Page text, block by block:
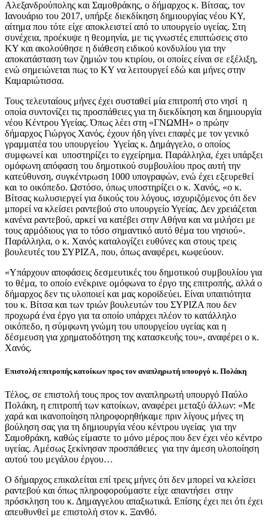
Αλεξανδρούπολης και Σαμοθράκης, ο δήμαρχος κ. Βίτσας, τον
Ιανουάριο του 2017, υπήρξε διεκδίκηση δημιουργίας νέου ΚΥ,
αίτημα που τότε είχε αποκλειστεί από το υπουργείο υγείας. Στη
συνέχεια, προέκυψε η θεομηνία, με τις γνωστές επιπτώσεις στο
ΚΥ και ακολούθησε η διάθεση ειδικού κονδυλίου για την
αποκατάσταση των ζημιών του κτιρίου, οι οποίες είναι σε εξέλιξη,
ενώ σημειώνεται πως το ΚΥ να λειτουργεί εδώ και μήνες στην
Καμαριώτισσα.
Τους τελευταίους μήνες έχει συσταθεί μία επιτροπή στο νησί η
οποία συντονίζει τις προσπάθειες για τη διεκδίκηση και δημιουργία
νέου Κέντρου Υγείας. Όπως λέει στη «ΓΝΩΜΗ» ο πρώην
δήμαρχος Γιώργος Χανός, έχουν ήδη γίνει επαφές με τον γενικό
γραμματέα του υπουργείου Υγείας κ. Δημάγγελο, ο οποίος
συμφωνεί και υποστηρίζει το εγχείρημα. Παράλληλα, έχει υπάρξει
ομόφωνη απόφαση του δημοτικού συμβουλίου προς αυτή την
κατεύθυνση, συγκέντρωση 1000 υπογραφών, ενώ έχει εξευρεθεί
και το οικόπεδο. Ωστόσο, όπως υποστηρίζει ο κ. Χανός, «ο κ.
Βίτσας κωλυσιεργεί για δικούς του λόγους, ισχυριζόμενος ότι δεν
μπορεί να κλείσει ραντεβού στο υπουργείο Υγείας. Δεν χρειάζεται
κανένα ραντεβού, αρκεί να κατέβει στην Αθήνα και να μιλήσει με
τους αρμόδιους για το τόσο σημαντικό αυτό θέμα του νησιού».
Παράλληλα, ο κ. Χανός καταλογίζει ευθύνες και στους τρεις
βουλευτές του ΣΥΡΙΖΑ, που, όπως αναφέρει, κωφεύουν.
«Υπάρχουν αποφάσεις δεσμευτικές του δημοτικού συμβουλίου για
το θέμα, το οποίο ενέκρινε ομόφωνα το έργο της επιτροπής, αλλά ο
δήμαρχος δεν τις υλοποιεί και μας κοροϊδεύει. Είναι υπαιτιότητα
του κ. Βίτσα και των τριών βουλευτών του ΣΥΡΙΖΑ που δεν
προχωρά ένα έργο για τα οποίο υπάρχει πλέον το κατάλληλο
οικόπεδο, η σύμφωνη γνώμη του υπουργείου υγείας και η
δέσμευση για χρηματοδότηση της κατασκευής του», αναφέρει ο κ.
Χανός.
Επιστολή επιτροπής κατοίκων προς τον αναπληρωτή υπουργό κ. Πολάκη
Τέλος, σε επιστολή τους προς τον αναπληρωτή υπουργό Παύλο
Πολάκη, η επιτροπή των κατοίκων, αναφέρει μεταξύ άλλων: «Με
χαρά και ικανοποίηση πληροφορηθήκαμε πριν λίγους μήνες τη
βούληση σας για τη δημιουργία νέου κέντρου υγείας για την
Σαμοθράκη, καθώς είμαστε το μόνο μέρος που δεν έχει νέο κέντρο
υγείας. Αμέσως ξεκίνησαν προσπάθειες για την άμεση υλοποίηση
αυτού του μεγάλου έργου…
Ο δήμαρχος επικαλείται επί τρεις μήνες ότι δεν μπορεί να κλείσει
ραντεβού και όπως πληροφορούμαστε είχε απαντήσει στην
πρόσκληση του κ. Δημαγγελου απαξιωτικά. Επίσης έχει πει ότι έχει
απευθυνθεί με επιστολή στον κ. Ξανθό.